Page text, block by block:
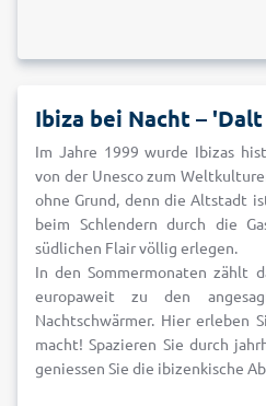
Ibiza bei Nacht –
Im Jahre 1999 wurde Ibizas
von der Unesco zum
ohne Grund, denn die Altstadt
beim Schlendern durch die
südlichen Flair völlig erlegen.
In den Sommermonaten zählt
europaweit zu den
Nachtschwärmer. Hier erleben
macht! Spazieren Sie durch
geniessen Sie die ibizenkische